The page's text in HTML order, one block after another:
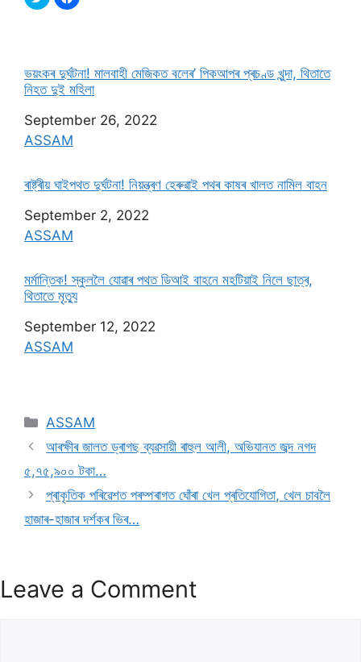
ভয়ংকৰ দুৰ্ঘটনা! মালবাহী মেজিকত বলেৰ’ পিকআপৰ প্ৰচণ্ড খুন্দা, থিতাতে
নিহত দুই মহিলা
Date
September 26, 2022
In relation to
ASSAM
ৰাষ্ট্ৰীয় ঘাইপথত দুৰ্ঘটনা! নিয়ন্ত্ৰণ হেৰুৱাই পথৰ কাষৰ খালত নামিল বাহন
Date
September 2, 2022
In relation to
ASSAM
মৰ্মান্তিক! স্কুললৈ যােৱাৰ পথত ডিআই বাহনে মহটিয়াই নিলে ছাত্ৰ,
থিতাতে মৃত্যু
Date
September 12, 2022
In relation to
ASSAM
ASSAM
আৰক্ষীৰ জালত ড্ৰাগছ ব্যৱসায়ী ৰাহুল আলী, অভিযানত জব্দ নগদ
৫,৭৫,৯০০ টকা…
প্ৰাকৃতিক পৰিৱেশত পৰম্পৰাগত ঘোঁৰা খেল প্ৰতিযোগিতা, খেল চাবলৈ
হাজাৰ-হাজাৰ দৰ্শকৰ ভিৰ…
Leave a Comment